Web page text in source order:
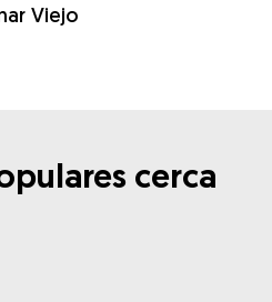
Viejo
cerca